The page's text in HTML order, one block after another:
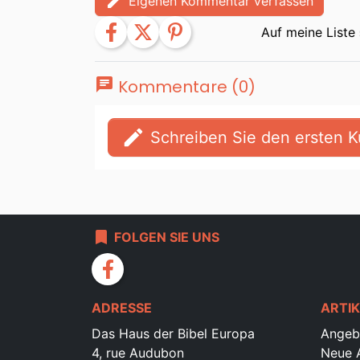
facebook twitter pinterest
chat Kommentare (0)
edit Schreiben Sie den ersten
bookmark FOLGEN SIE UNS
facebook
ADRESSE
Das Haus der Bibel Europa
4, rue Audubon
Neue